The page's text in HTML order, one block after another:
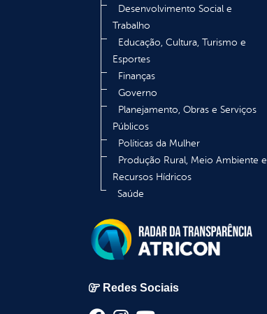
Desenvolvimento Social e
Trabalho
Educação, Cultura, Turismo e
Esportes
Finanças
Governo
Planejamento, Obras e Serviços
Públicos
Políticas da Mulher
Produção Rural, Meio Ambiente e
Recursos Hídricos
Saúde
Redes Sociais